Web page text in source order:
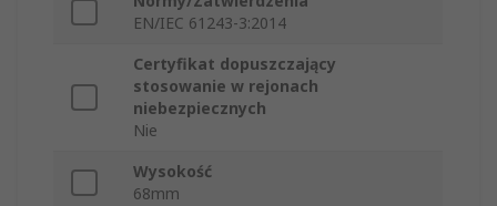
EN/IEC 61243-3:2014
Certyfikat dopuszczający
stosowanie w rejonach
niebezpiecznych
Nie
Wysokość
68mm